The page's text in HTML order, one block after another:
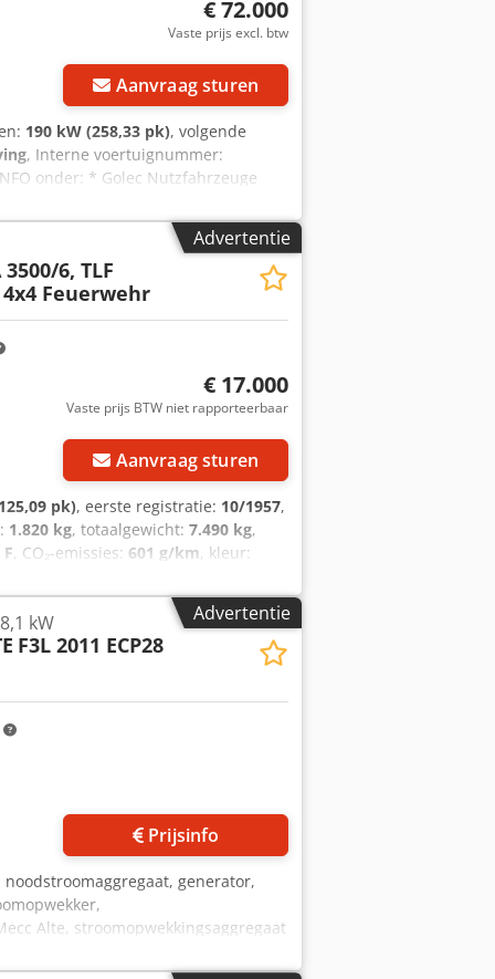
Duits, Engels -- WhatsApp:
€ 72.000
Vaste prijs excl. btw
Aanvraag sturen
190 kW (258,33 pk), volgende
, Interne voertuignummer:
onder: * Golec Nutzfahrzeuge
Russisch, Oekraïens, Engels) Nooit
nummer: Tractor * Koopprijs: €
aflossing: € 1.100,02 * Restwaarde: €
aan uw wensen, neem dan contact
wijzigingen voorbehouden. Uw
in huis mogelijk. GOLEC
Russisch, Bulgaars.
Advertentie
3500/6, TLF
4x4 Feuerwehr
€ 17.000
Vaste prijs BTW niet rapporteerbaar
Aanvraag sturen
pk), eerste registratie: 10/1957,
1.820 kg, totaalgewicht: 7.490 kg,
F, CO₂-emissies: 601 g/km, kleur:
8.25-20 EHD,
H-Deutz TLF 16/53, TLF 16/25 A3500/6
export geschiedt exclusief 19% btw.
verkoop en vergissingen
Advertentie
kW
F3L 2011 ECP28
Prijsinfo
generator,
Alte, stroomopwekkingsaggregaat
olie-/luchtgekoelde 3-
gegevens: zie foto's van de